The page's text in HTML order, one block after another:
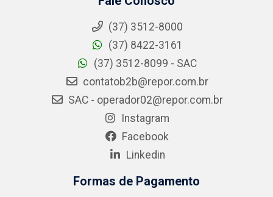
(37) 3512-8000
(37) 8422-3161
(37) 3512-8099 - SAC
contatob2b@repor.com.br
SAC - operador02@repor.com.br
Instagram
Facebook
Linkedin
Formas de Pagamento